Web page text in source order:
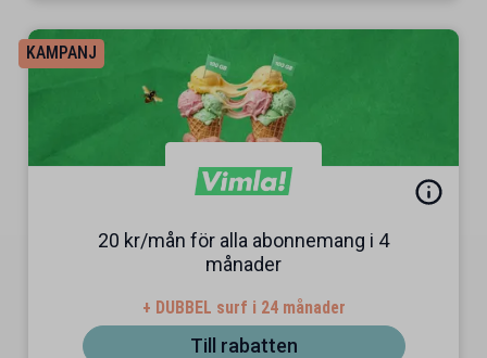
KAMPANJ
20 kr/mån för alla abonnemang i 4
månader
+ DUBBEL surf i 24 månader
Till rabatten